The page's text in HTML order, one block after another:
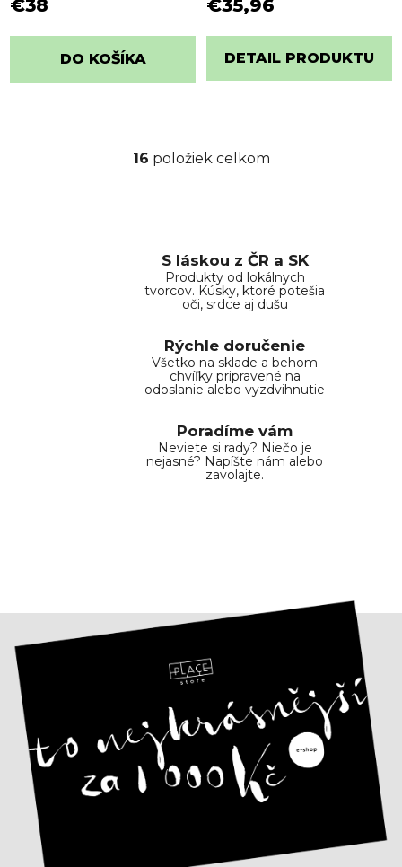
€38
DO KOŠÍKA
€35,96
DETAIL PRODUKTU
O
a
c
i
p
r
v
y
v
ý
p
16 položiek celkom
S láskou z ČR a SK
Produkty od lokálnych
tvorcov. Kúsky, ktoré potešia
oči, srdce aj dušu
Rýchle doručenie
Všetko na sklade a behom
chvíľky pripravené na
odoslanie alebo vyzdvihnutie
Poradíme vám
Neviete si rady? Niečo je
nejasné? Napíšte nám alebo
zavolajte.